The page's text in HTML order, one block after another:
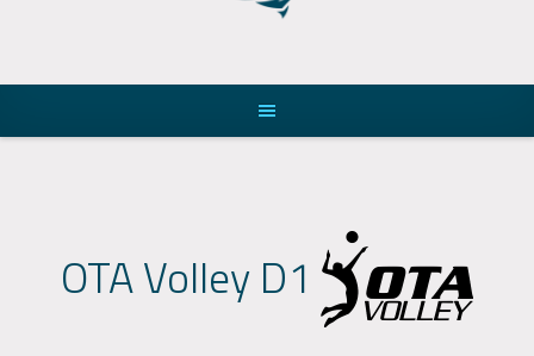
OTA Volley D1